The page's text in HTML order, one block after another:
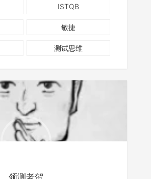
ISTQB
敏捷
测试思维
领测老贺